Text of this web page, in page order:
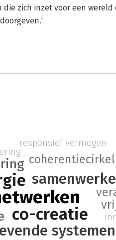
zich inzet voor een
co-creatie
systemen
coherentiecirkel
responsief vermogen